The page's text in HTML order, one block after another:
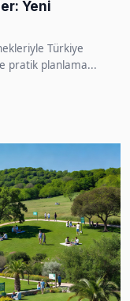
Yeni
Türkiye
pratik planlama...